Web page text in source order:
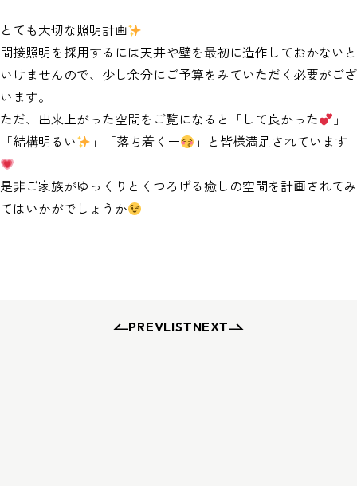
とても大切な照明計画
間接照明を採用するには天井や壁を最初に造作しておかないと
いけませんので、少し余分にご予算をみていただく必要がござ
います。
ただ、出来上がった空間をご覧になると「して良かった
」
「結構明るい
」「落ち着くー 」と皆様満足されています
是非ご家族がゆっくりとくつろげる癒しの空間を計画されてみ
てはいかがでしょうか
PREVLISTNEXT